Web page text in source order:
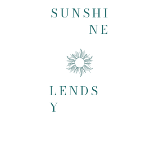
SUNSHI
NE
LENDS
Y